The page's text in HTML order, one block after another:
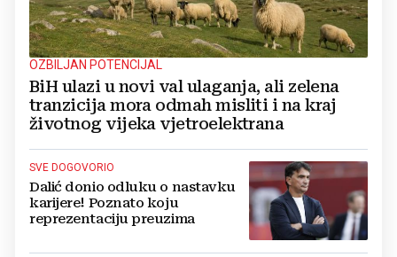
OZBILJAN POTENCIJAL
BiH ulazi u novi val ulaganja, ali zelena
tranzicija mora odmah misliti i na kraj
životnog vijeka vjetroelektrana
SVE DOGOVORIO
Dalić donio odluku o nastavku
karijere! Poznato koju
reprezentaciju preuzima